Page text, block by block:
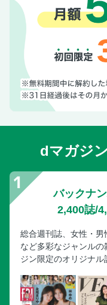
ディーン・フジオカ
今週のイチオシ旬感
【特典】写真で見
さまスペシャル dマ
dマガジ
バックナ
2,400誌/
総合週刊誌、女性・
など多彩なジャンル
ジン限定のオリジナル